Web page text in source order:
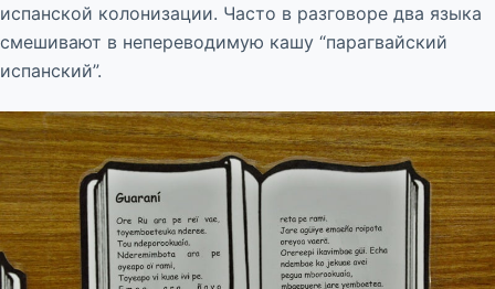
испанской колонизации. Часто в разговоре два языка
смешивают в непереводимую кашу “парагвайский
испанский”.